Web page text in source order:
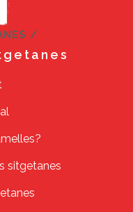
/
sitgetanes